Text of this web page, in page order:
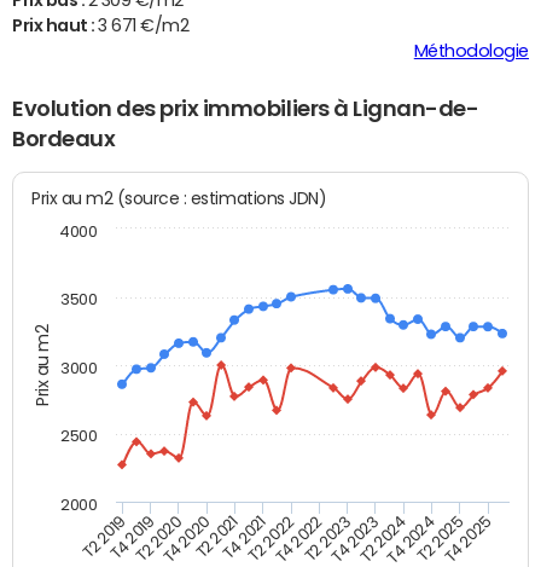
Prix haut :3 671 €/m2
Méthodologie
Evolution des prix immobiliers à Lignan-de-
Bordeaux
Prix au m2
Prix au m2 (source : estimations JDN)
T2 2019T4 2019T2 2020T4 2020T2 2021T4 2021T2 2022T4 2022T2 2023T4 2023T2 2024T4 2024T2 2025T4 2025
2000
2500
3000
3500
4000